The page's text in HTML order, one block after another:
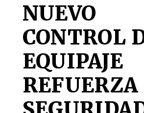
NUEVO
CONTROL
EQUIPAJE